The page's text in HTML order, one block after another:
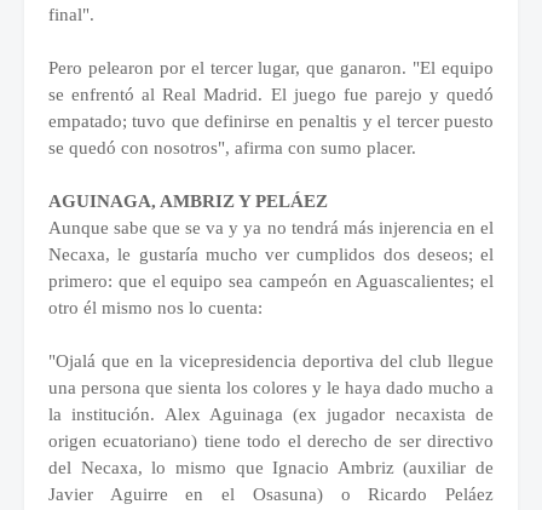
final".
Pero pelearon por el tercer lugar, que ganaron. "El equipo
se enfrentó al Real Madrid. El juego fue parejo y quedó
empatado; tuvo que definirse en penaltis y el tercer puesto
se quedó con nosotros", afirma con sumo placer.
AGUINAGA, AMBRIZ Y PELÁEZ
Aunque sabe que se va y ya no tendrá más injerencia en el
Necaxa, le gustaría mucho ver cumplidos dos deseos; el
primero: que el equipo sea campeón en Aguascalientes; el
otro él mismo nos lo cuenta:
"Ojalá que en la vicepresidencia deportiva del club llegue
una persona que sienta los colores y le haya dado mucho a
la institución. Alex Aguinaga (ex jugador necaxista de
origen ecuatoriano) tiene todo el derecho de ser directivo
del Necaxa, lo mismo que Ignacio Ambriz (auxiliar de
Javier Aguirre en el Osasuna) o Ricardo Peláez